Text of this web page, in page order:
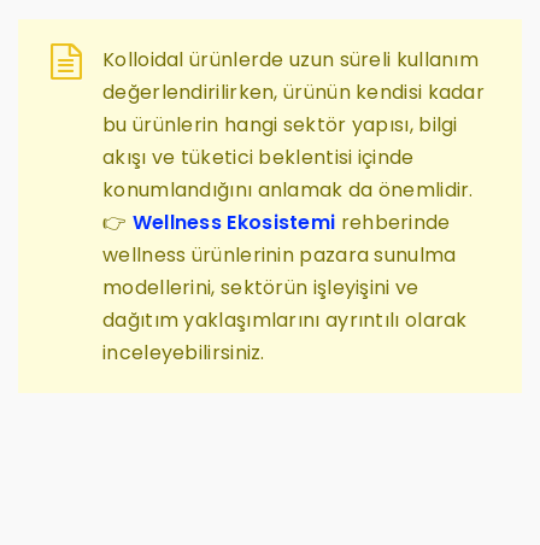
Kolloidal ürünlerde uzun süreli kullanım
değerlendirilirken, ürünün kendisi kadar
bu ürünlerin hangi sektör yapısı, bilgi
akışı ve tüketici beklentisi içinde
konumlandığını anlamak da önemlidir.
👉 Wellness Ekosistemi rehberinde
wellness ürünlerinin pazara sunulma
modellerini, sektörün işleyişini ve
dağıtım yaklaşımlarını ayrıntılı olarak
inceleyebilirsiniz.